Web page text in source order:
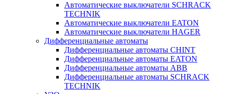
Автоматические выключатели SCHRACK
TECHNIK
Автоматические выключатели EATON
Автоматические выключатели HAGER
Дифференциальные автоматы
Дифференциальные автоматы CHINT
Дифференциальные автоматы EATON
Дифференциальные автоматы ABB
Дифференциальные автоматы SCHRACK
TECHNIK